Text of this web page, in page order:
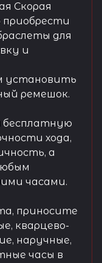
Скорая
для
и
установить
ремешок.
бесплатную
хода,
а
часами.
приносите
кварцево-
наручные,
часы в